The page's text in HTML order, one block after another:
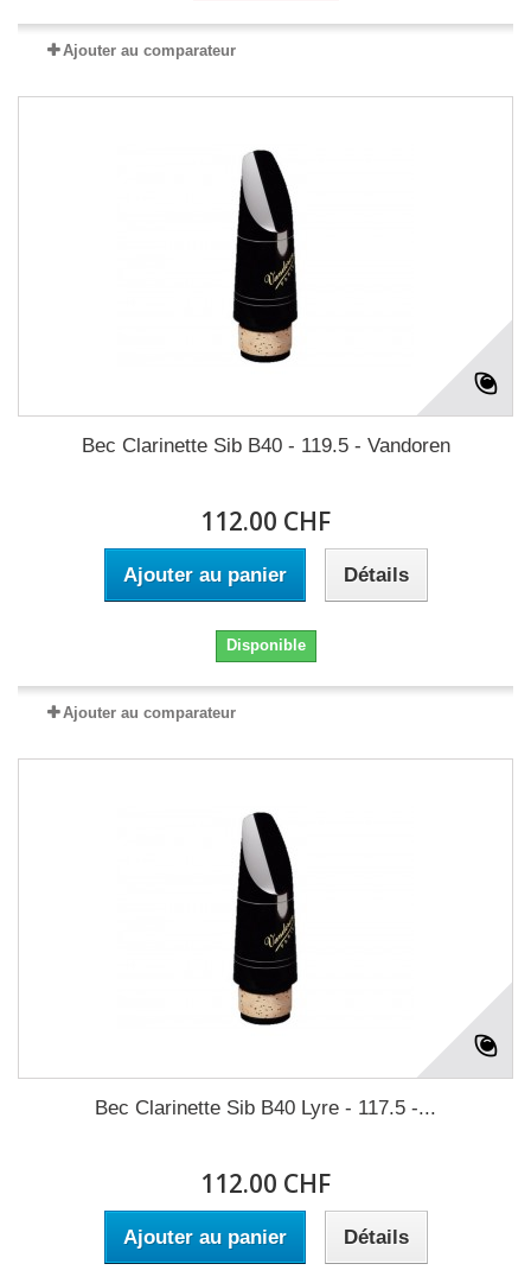
Ajouter au comparateur
Bec Clarinette Sib B40 - 119.5 - Vandoren
112.00 CHF
Ajouter au panier Détails
Disponible
Ajouter au comparateur
Bec Clarinette Sib B40 Lyre - 117.5 -...
112.00 CHF
Ajouter au panier Détails